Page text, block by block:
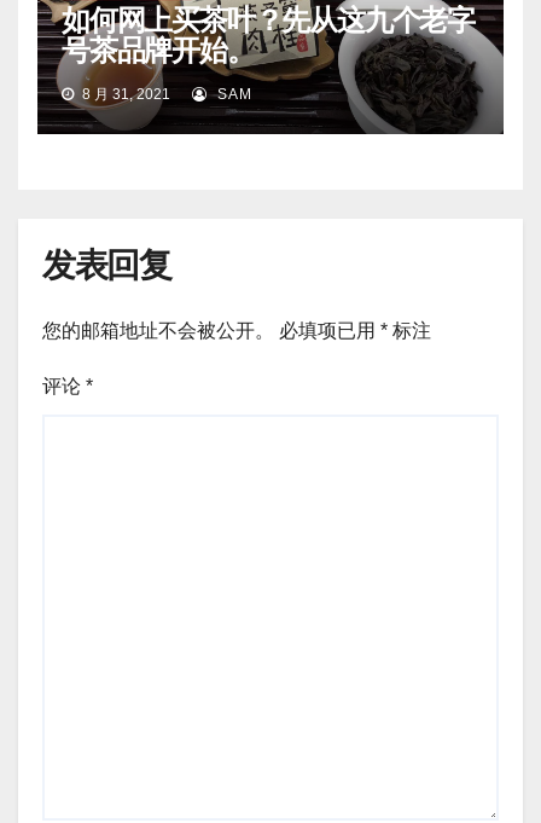
如何网上买茶叶？先从这九个老字
号茶品牌开始。
8 月 31, 2021 SAM
发表回复
您的邮箱地址不会被公开。 必填项已用 * 标注
评论 *